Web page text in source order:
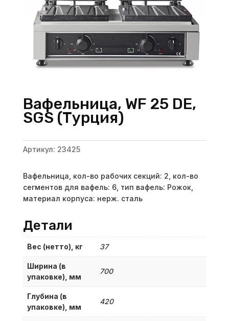
Вафельница, WF 25 DE,
SGS (Турция)
Артикул: 23425
Вафельница, кол-во рабочих секций: 2, кол-во
сегментов для вафель: 6, тип вафель: Рожок,
материал корпуса: нерж. сталь
Детали
Вес (нетто), кг 37
Ширина (в
упаковке), мм
700
Глубина (в
упаковке), мм
420